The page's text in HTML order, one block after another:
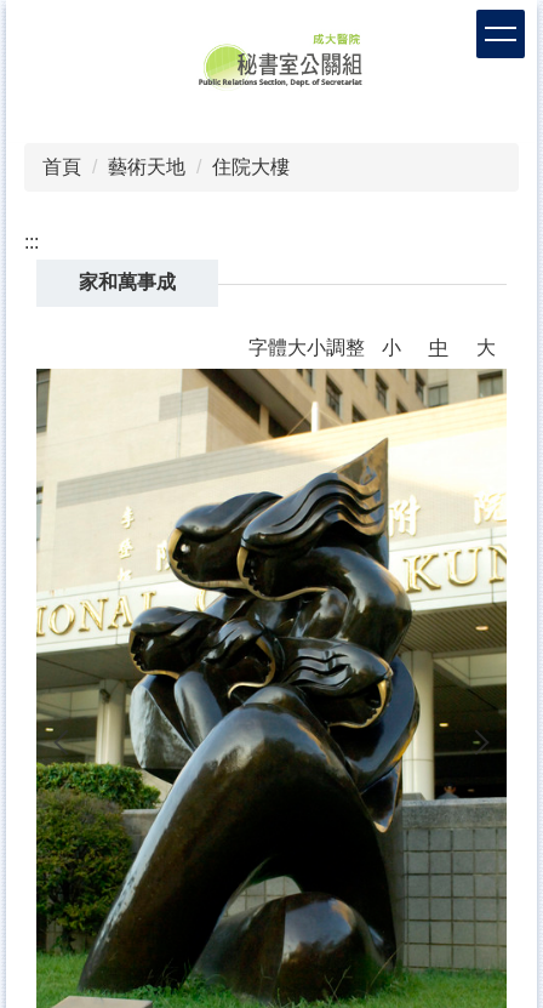
首頁 藝術天地 住院大樓
:::
家和萬事成
字體大小調整 小 中 大